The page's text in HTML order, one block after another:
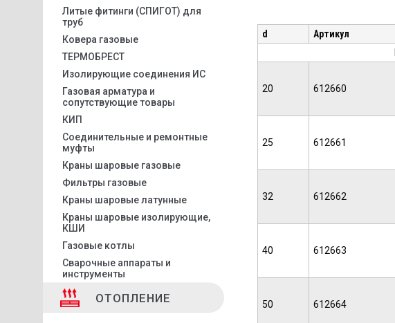
Литые фитинги (СПИГОТ) для
труб
Ковера газовые
ТЕРМОБРЕСТ
Изолирующие соединения ИС
Газовая арматура и
сопутствующие товары
КИП
Соединительные и ремонтные
муфты
Краны шаровые газовые
Фильтры газовые
Краны шаровые латунные
Краны шаровые изолирующие,
КШИ
Газовые котлы
Сварочные аппараты и
инструменты
ОТОПЛЕНИЕ
d Артикул
20 612660
25 612661
32 612662
40 612663
50 612664